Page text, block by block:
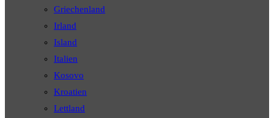
Griechenland
Irland
Island
Italien
Kosovo
Kroatien
Lettland